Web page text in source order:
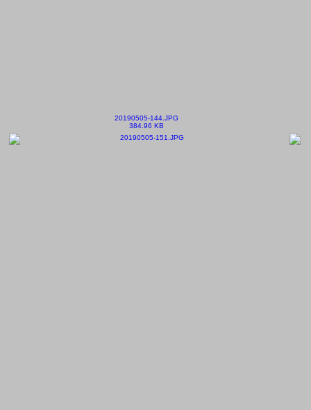
20190505-144.JPG
384.96 KB